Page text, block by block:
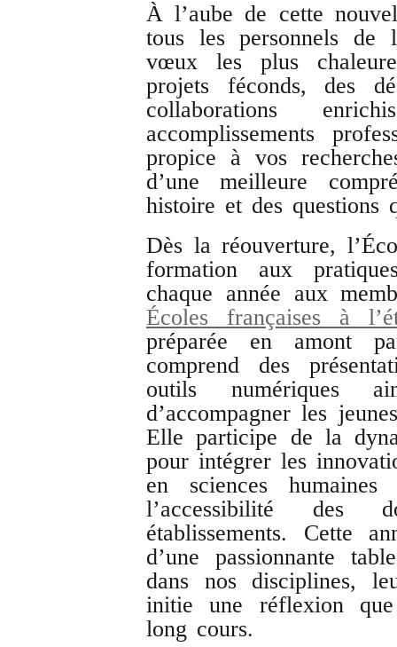
À l’aube de cette
tous les personnels de
vœux les plus
projets féconds, des
collaborations
accomplissements
propice à vos
d’une meilleure
histoire et des questions
Dès la réouverture,
formation aux
chaque année aux
Écoles françaises à
préparée en amont
comprend des
outils numériques
d’accompagner les
Elle participe de la
pour intégrer les
en sciences
l’accessibilité des
établissements. Cette
d’une passionnante
dans nos disciplines,
initie une réflexion
long cours.